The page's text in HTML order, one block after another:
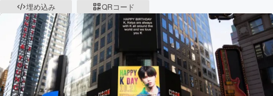
埋め込み
QRコード